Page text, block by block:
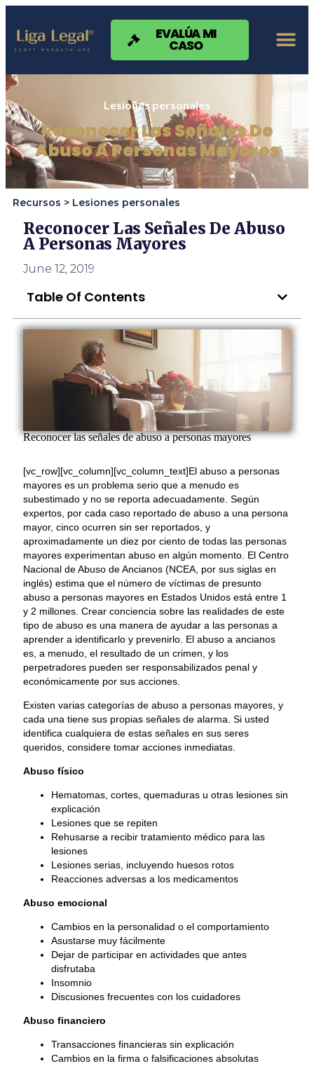
Nota:
sitio
web
sistema
de
accesibilidad.
EVALÚA MI
CASO
Lesiones personales
Reconocer Las Señales De
Abuso A Personas Mayores
Recursos > Lesiones personales
Reconocer Las Señales De Abuso
A Personas Mayores
June 12, 2019
Table Of Contents
Reconocer las señales de abuso a personas mayores
[vc_row][vc_column][vc_column_text]El abuso a personas
mayores es un problema serio que a menudo es
subestimado y no se reporta adecuadamente. Según
expertos, por cada caso reportado de abuso a una persona
mayor, cinco ocurren sin ser reportados, y
aproximadamente un diez por ciento de todas las personas
mayores experimentan abuso en algún momento. El Centro
Nacional de Abuso de Ancianos (NCEA, por sus siglas en
inglés) estima que el número de víctimas de presunto
abuso a personas mayores en Estados Unidos está entre 1
y 2 millones. Crear conciencia sobre las realidades de este
tipo de abuso es una manera de ayudar a las personas a
aprender a identificarlo y prevenirlo. El abuso a ancianos
es, a menudo, el resultado de un crimen, y los
perpetradores pueden ser responsabilizados penal y
económicamente por sus acciones.
Existen varias categorías de abuso a personas mayores, y
cada una tiene sus propias señales de alarma. Si usted
identifica cualquiera de estas señales en sus seres
queridos, considere tomar acciones inmediatas.
Abuso físico
Hematomas, cortes, quemaduras u otras lesiones sin
explicación
Lesiones que se repiten
Rehusarse a recibir tratamiento médico para las
lesiones
Lesiones serias, incluyendo huesos rotos
Reacciones adversas a los medicamentos
Abuso emocional
Cambios en la personalidad o el comportamiento
Asustarse muy fácilmente
Dejar de participar en actividades que antes
disfrutaba
Insomnio
Discusiones frecuentes con los cuidadores
Abuso financiero
Transacciones financieras sin explicación
Cambios en la firma o falsificaciones absolutas